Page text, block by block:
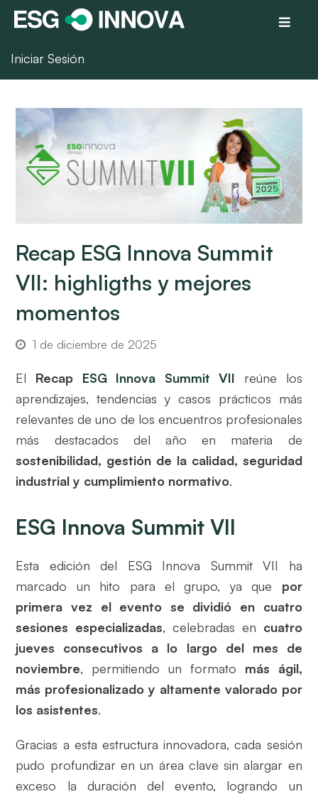
Iniciar Sesión
Recap ESG Innova Summit
VII: highligths y mejores
momentos
1 de diciembre de 2025
El Recap ESG Innova Summit VII reúne los
aprendizajes, tendencias y casos prácticos más
relevantes de uno de los encuentros profesionales
más destacados del año en materia de
sostenibilidad, gestión de la calidad, seguridad
industrial y cumplimiento normativo.
ESG Innova Summit VII
Esta edición del ESG Innova Summit VII ha
marcado un hito para el grupo, ya que por
primera vez el evento se dividió en cuatro
sesiones especializadas, celebradas en cuatro
jueves consecutivos a lo largo del mes de
noviembre, permitiendo un formato más ágil,
más profesionalizado y altamente valorado por
los asistentes.
Gracias a esta estructura innovadora, cada sesión
pudo profundizar en un área clave sin alargar en
exceso la duración del evento, logrando un